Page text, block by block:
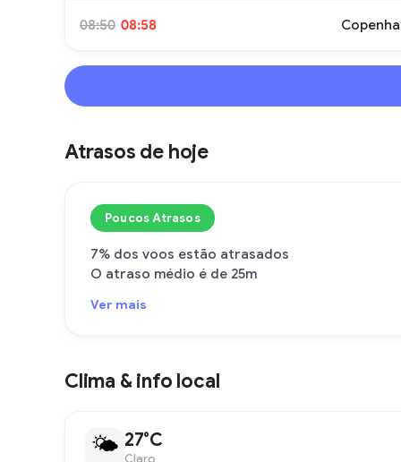
08:50 08:58
Atrasos de hoje
Poucos Atrasos
7% dos voos estão atrasados
O atraso médio é de 25m
Ver mais
Clima & info local
🌤 27°C
Claro